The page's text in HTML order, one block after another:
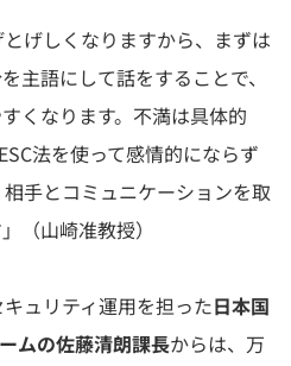
とげしくなりますから、まずは
主語にして話をすることで、
くなります。不満は具体的
法を使って感情的にならず
手とコミュニケーションを取
（山崎准教授）
ュリティ運用を担った日本国
ムの佐藤清朗課長からは、万